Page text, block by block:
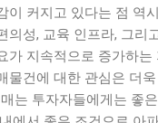
이 커지고 있다는 점 역
의성, 교육 인프라, 그리
가 지속적으로 증가하는
물건에 대한 관심은 더
는 투자자들에게는 좋